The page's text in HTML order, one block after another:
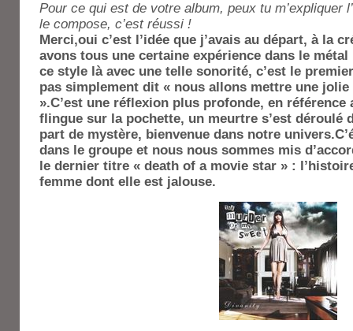
Pour ce qui est de votre album, peux tu m’expliquer
le compose, c’est réussi !
Merci,oui c’est l’idée que j’avais au départ, à la
avons tous une certaine expérience dans le
ce style là avec une telle sonorité, c’est le
pas simplement dit « nous allons mettre une
».C’est une réflexion plus profonde, en
flingue sur la pochette, un meurtre s’est déroulé
part de mystère, bienvenue dans notre
dans le groupe et nous nous sommes mis
le dernier titre « death of a movie star » :
femme dont elle est jalouse.